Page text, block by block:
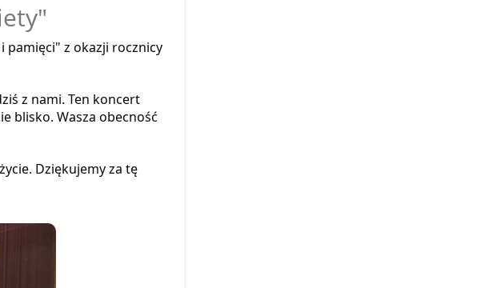
pamięci" z okazji rocznicy
z nami. Ten koncert
blisko. Wasza obecność
Dziękujemy za tę